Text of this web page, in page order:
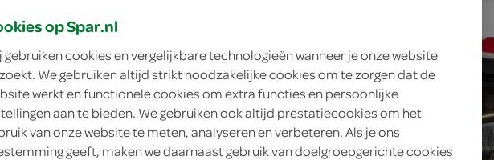
45 7075 ED Etten
op Spar.nl
gebruiken cookies en vergelijkbare technologieën wanneer je onze website
We gebruiken altijd strikt noodzakelijke cookies om te zorgen dat de
werkt en functionele cookies om extra functies en persoonlijke
aan te bieden. We gebruiken ook altijd prestatiecookies om het
van onze website te meten, analyseren en verbeteren. Als je ons
geeft, maken we daarnaast gebruik van doelgroepgerichte cookies